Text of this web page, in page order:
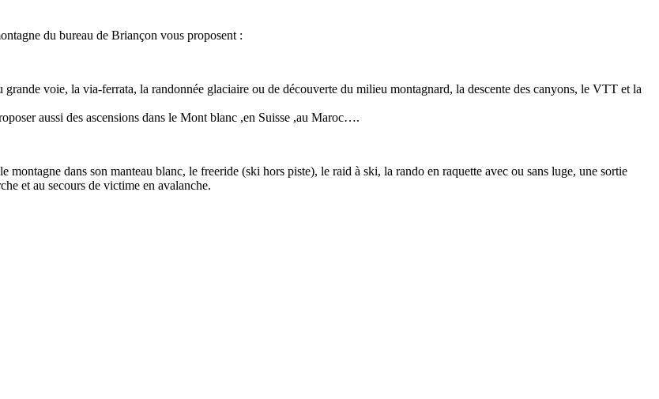
du bureau de Briançon vous proposent :
voie, la via-ferrata, la randonnée glaciaire ou de découverte du milieu montagnard, la descente des canyons, le VTT et la
aussi des ascensions dans le Mont blanc ,en Suisse ,au Maroc….
dans son manteau blanc, le freeride (ski hors piste), le raid à ski, la rando en raquette avec ou sans luge, une sortie
et au secours de victime en avalanche.